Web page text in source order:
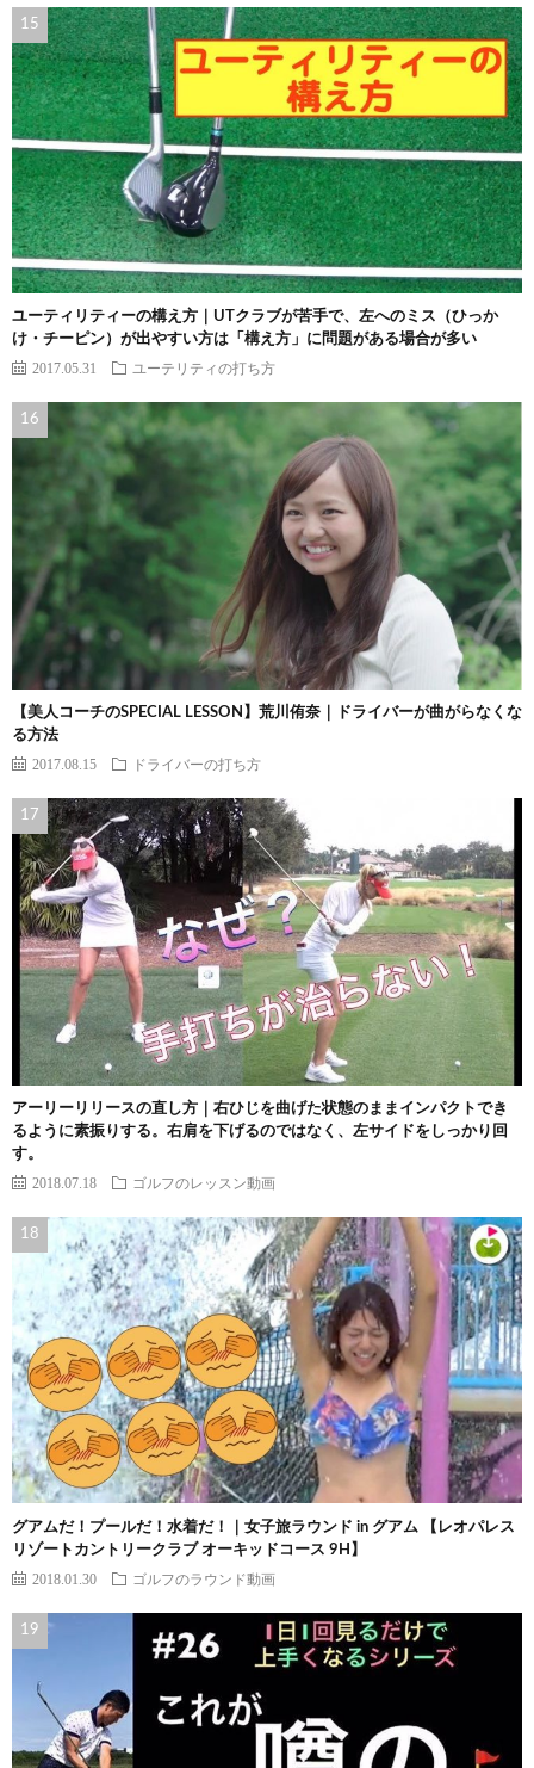
ユーティリティーの構え方｜UTクラブが苦手で、左へのミス（ひっか
け・チーピン）が出やすい方は「構え方」に問題がある場合が多い
2017.05.31 ユーテリティの打ち方
【美人コーチのSPECIAL LESSON】荒川侑奈｜ドライバーが曲がらなくな
る方法
2017.08.15 ドライバーの打ち方
アーリーリリースの直し方｜右ひじを曲げた状態のままインパクトでき
るように素振りする。右肩を下げるのではなく、左サイドをしっかり回
す。
2018.07.18 ゴルフのレッスン動画
グアムだ！プールだ！水着だ！｜女子旅ラウンド in グアム 【レオパレス
リゾートカントリークラブ オーキッドコース 9H】
2018.01.30 ゴルフのラウンド動画